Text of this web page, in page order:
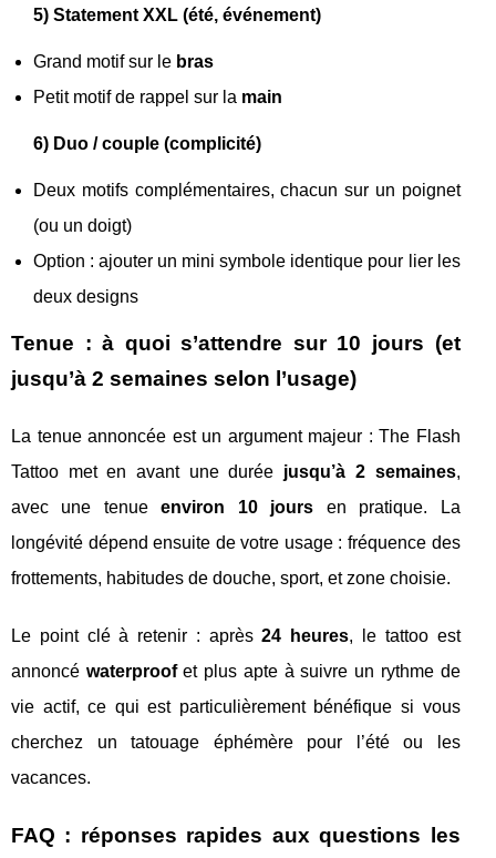
5) Statement XXL (été, événement)
Grand motif sur le bras
Petit motif de rappel sur la main
6) Duo / couple (complicité)
Deux motifs complémentaires, chacun sur un poignet
(ou un doigt)
Option : ajouter un mini symbole identique pour lier les
deux designs
Tenue : à quoi s’attendre sur 10 jours (et
jusqu’à 2 semaines selon l’usage)
La tenue annoncée est un argument majeur : The Flash
Tattoo met en avant une durée jusqu’à 2 semaines,
avec une tenueenviron 10 jours en pratique. La
longévité dépend ensuite de votre usage : fréquence des
frottements, habitudes de douche, sport, et zone choisie.
Le point clé à retenir : après24 heures, le tattoo est
annoncé waterproofet plus apte à suivre un rythme de
vie actif, ce qui est particulièrement bénéfique si vous
cherchez un tatouage éphémère pour l’été ou les
vacances.
FAQ : réponses rapides aux questions les